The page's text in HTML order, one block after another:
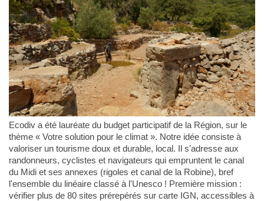
Ecodiv a été lauréate du budget participatif de la Région, sur le
thème « Votre solution pour le climat ». Notre idée consiste à
valoriser un tourisme doux et durable, local. Il s'adresse aux
randonneurs, cyclistes et navigateurs qui empruntent le canal
du Midi et ses annexes (rigoles et canal de la Robine), bref
l'ensemble du linéaire classé à l'Unesco ! Première mission :
vérifier plus de 80 sites prérepérés sur carte IGN, accessibles à